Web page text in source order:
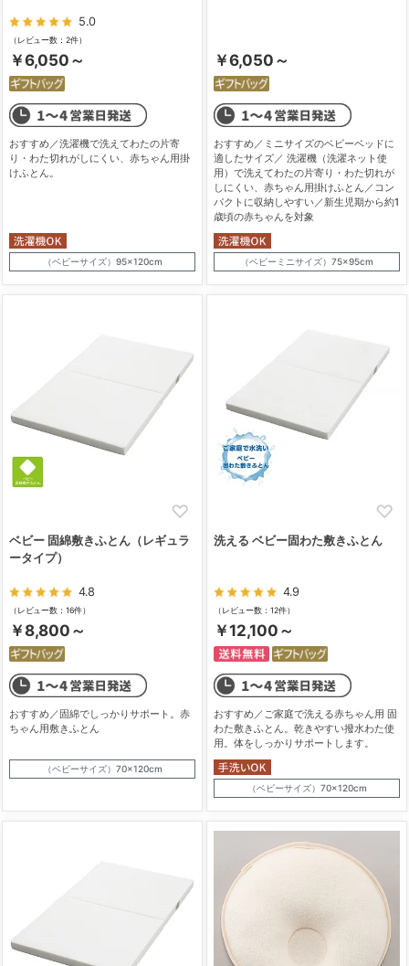
5.0
（レビュー数：2件）
￥6,050～
おすすめ／洗濯機で洗えてわたの片寄
り・わた切れがしにくい、赤ちゃん用掛
けふとん。
（ベビーサイズ）95×120cm
￥6,050～
おすすめ／ミニサイズのベビーベッドに
適したサイズ／ 洗濯機（洗濯ネット使
用）で洗えてわたの片寄り・わた切れが
しにくい、赤ちゃん用掛けふとん／コン
パクトに収納しやすい／新生児期から約1
歳頃の赤ちゃんを対象
（ベビーミニサイズ）75×95cm
ベビー 固綿敷きふとん（レギュラ
ータイプ）
4.8
（レビュー数：16件）
￥8,800～
おすすめ／固綿でしっかりサポート。赤
ちゃん用敷きふとん
（ベビーサイズ）70×120cm
洗える ベビー固わた敷きふとん
4.9
（レビュー数：12件）
￥12,100～
おすすめ／ご家庭で洗える赤ちゃん用 固
わた敷きふとん。乾きやすい撥水わた使
用。体をしっかりサポートします。
（ベビーサイズ）70×120cm